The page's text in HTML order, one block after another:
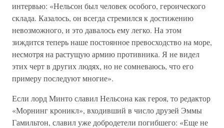
интервью: «Нельсон был человек особого, героического
склада. Казалось, он всегда стремился к достижению
невозможного, и это давалось ему легко. На этом
зиждится теперь наше постоянное превосходство на море,
несмотря на растущую армию противника. Я не видел
этих черт в других людях, но не сомневаюсь, что его
примеру последуют многие».
Если лорд Минто славил Нельсона как героя, то редактор
«Морнинг кроникл», входивший в число друзей Эммы
Гамильтон, славил уже добродетели погибшего: «Еще не